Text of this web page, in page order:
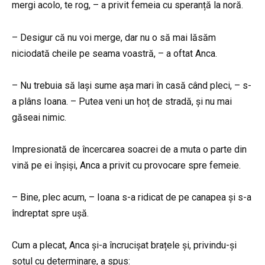
mergi acolo, te rog, – a privit femeia cu speranță la noră.
– Desigur că nu voi merge, dar nu o să mai lăsăm
niciodată cheile pe seama voastră, – a oftat Anca.
– Nu trebuia să lași sume așa mari în casă când pleci, – s-
a plâns Ioana. – Putea veni un hoț de stradă, și nu mai
găseai nimic.
Impresionată de încercarea soacrei de a muta o parte din
vină pe ei înșiși, Anca a privit cu provocare spre femeie.
– Bine, plec acum, – Ioana s-a ridicat de pe canapea și s-a
îndreptat spre ușă.
Cum a plecat, Anca și-a încrucișat brațele și, privindu-și
soțul cu determinare, a spus: